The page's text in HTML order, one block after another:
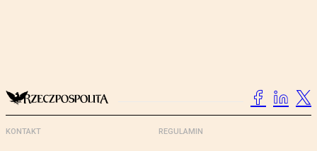
KONTAKT REGULAMIN